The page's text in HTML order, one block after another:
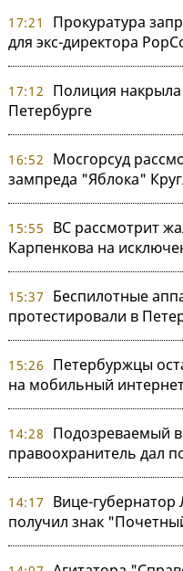
17:21
Прокуратура
для экс-директора
17:12
Полиция
Петербурге
16:52
Мосгорсуд
зампреда "Яблока"
15:55
ВС рассмотрит
Карпенкова на
15:37
Беспилотные
протестировали в
15:26
Петербуржцы
на мобильный интернет
14:28
Подозреваемый в
правоохранитель дал
14:17
Вице-губернатор
получил знак